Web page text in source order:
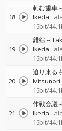
18
軋む歯車
Ikeda
16bit/
19
錯綜--
Ikeda
16bit/
20
迫り来る
Mitsunori
16bit/
21
作戦会議
Ikeda
16bit/